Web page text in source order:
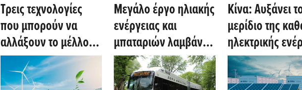
Τρεις τεχνολογίες
που μπορούν να
αλλάξουν το μέλλον
της γεωθερμικής
ενέργειας (Clean
Μεγάλο έργο ηλιακής
ενέργειας και
μπαταριών λαμβάνει
έγκριση σχεδιασμού,
υπό κοινωνικές
Κίνα: Αυξάνει
μερίδιο της
ηλεκτρικής
στο 50% μέχρι
2030